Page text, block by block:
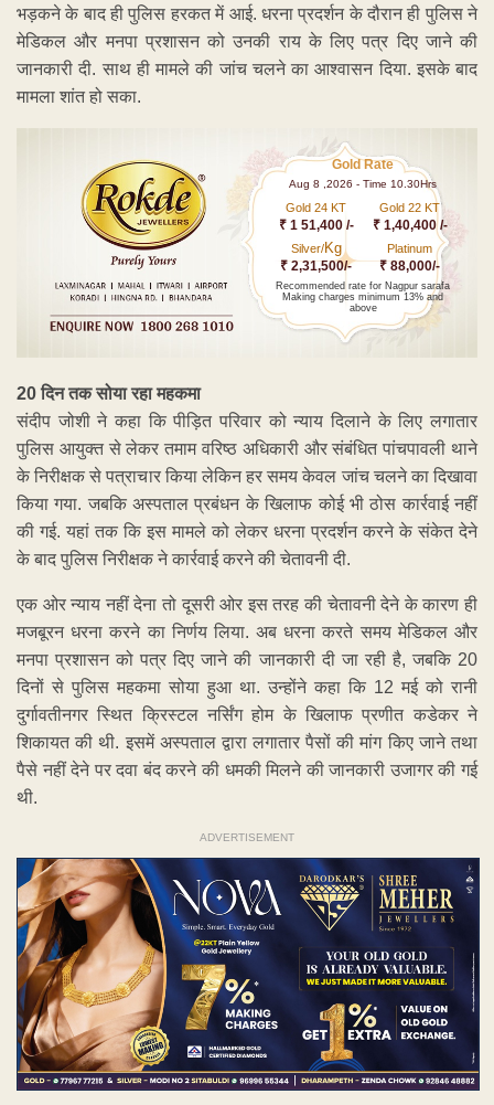
भड़कने के बाद ही पुलिस हरकत में आई. धरना प्रदर्शन के दौरान ही पुलिस ने
मेडिकल और मनपा प्रशासन को उनकी राय के लिए पत्र दिए जाने की
जानकारी दी. साथ ही मामले की जांच चलने का आश्वासन दिया. इसके बाद
मामला शांत हो सका.
Gold Rate
Aug 8 ,2026 - Time 10.30Hrs
Gold 24 KT
₹ 1 51,400 /-
Gold 22 KT
₹ 1,40,400 /-
Silver/Kg
₹ 2,31,500/-
Platinum
₹ 88,000/-
Recommended rate for Nagpur sarafa
Making charges minimum 13% and
above
20 दिन तक सोया रहा महकमा
संदीप जोशी ने कहा कि पीड़ित परिवार को न्याय दिलाने के लिए लगातार
पुलिस आयुक्त से लेकर तमाम वरिष्ठ अधिकारी और संबंधित पांचपावली थाने
के निरीक्षक से पत्राचार किया लेकिन हर समय केवल जांच चलने का दिखावा
किया गया. जबकि अस्पताल प्रबंधन के खिलाफ कोई भी ठोस कार्रवाई नहीं
की गई. यहां तक कि इस मामले को लेकर धरना प्रदर्शन करने के संकेत देने
के बाद पुलिस निरीक्षक ने कार्रवाई करने की चेतावनी दी.
एक ओर न्याय नहीं देना तो दूसरी ओर इस तरह की चेतावनी देने के कारण ही
मजबूरन धरना करने का निर्णय लिया. अब धरना करते समय मेडिकल और
मनपा प्रशासन को पत्र दिए जाने की जानकारी दी जा रही है, जबकि 20
दिनों से पुलिस महकमा सोया हुआ था. उन्होंने कहा कि 12 मई को रानी
दुर्गावतीनगर स्थित क्रिस्टल नर्सिंग होम के खिलाफ प्रणीत कडेकर ने
शिकायत की थी. इसमें अस्पताल द्वारा लगातार पैसों की मांग किए जाने तथा
पैसे नहीं देने पर दवा बंद करने की धमकी मिलने की जानकारी उजागर की गई
थी.
ADVERTISEMENT